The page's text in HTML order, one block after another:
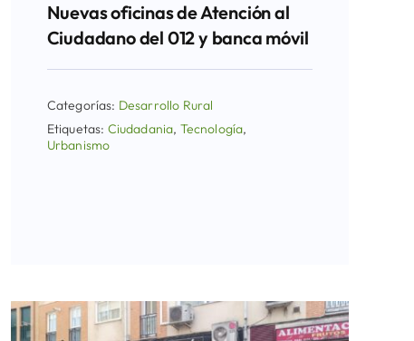
Nuevas oficinas de Atención al
Ciudadano del 012 y banca móvil
Categorías: Desarrollo Rural
Etiquetas: Ciudadania, Tecnología,
Urbanismo